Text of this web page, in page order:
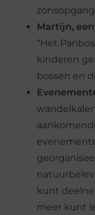
Martijn,
“Het
kinderen
bossen en
kunt
meer kunt